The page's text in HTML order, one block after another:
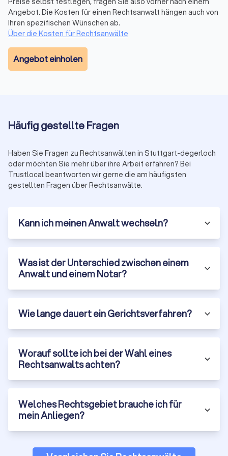
zusammen. So sehen Sie auf einen Blick, wie andere
Mandanten die Kommunikation, Erfolgsquote und Betreuung
bewerten, ohne verschiedene Websites durchsuchen zu
müssen.
Kanzleien bieten auch kostenlose Kurzgespräche (15-20
Kompetenz und das persönliche Auftreten des Anwalts zu
prüfen.
einschätzt, welche Erfolgsaussichten bestehen und mit
welchen Kosten Sie rechnen müssen. Vorsicht bei
unrealistischen Versprechungen oder intransparenter
Woran Sie einen guten Rechtsanwalt
Die Qualifikation ist wichtig, aber nicht alles. Ein guter Anwalt
Fachanwaltstitel und Spezialisierung:Ein Fachanwalt hat
durch Fortbildungen und nachgewiesene Fälle besondere
Expertise in seinem Rechtsgebiet bewiesen. Es gibt 24
Fachanwaltsbezeichnungen in Deutschland, von Arbeitsrecht
über Erbrecht bis Medizinrecht. Für komplexe Fälle ist ein
Erfahrung und Erfolge:Fragen Sie nach der Erfahrung des
Anwalts mit ähnlichen Fällen. Wie viele Mandate dieser Art
Erfolge transparent darstellen (natürlich unter Wahrung der
Angebot. Die Kosten für einen Rechtsanwalt hängen auch von
Ihren spezifischen Wünschen ab.
Über die Kosten für Rechtsanwälte
Angebot einholen
Häufig gestellte Fragen
Haben Sie Fragen zu Rechtsanwälten in Stuttgart-degerloch
oder möchten Sie mehr über ihre Arbeit erfahren? Bei
Trustlocal beantworten wir gerne die am häufigsten
gestellten Fragen über Rechtsanwälte.
Kann ich meinen Anwalt wechseln?
Was ist der Unterschied zwischen einem
Anwalt und einem Notar?
Wie lange dauert ein Gerichtsverfahren?
Worauf sollte ich bei der Wahl eines
Rechtsanwalts achten?
Welches Rechtsgebiet brauche ich für
mein Anliegen?